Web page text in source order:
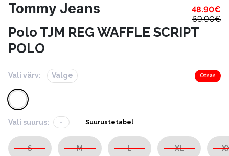
Tommy Jeans 48.90€
69.90€
Polo TJM REG WAFFLE SCRIPT
POLO
Vali värv: Valge Otsas
Vali suurus: - Suurustetabel
S M L XL